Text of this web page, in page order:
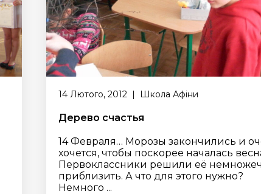
14 Лютого, 2012 | Школа Афіни
Дерево счастья
14 Февраля… Морозы закончились и
хочется, чтобы поскорее началась
Первоклассники решили её
приблизить. А что для этого нужно?
Немного ...